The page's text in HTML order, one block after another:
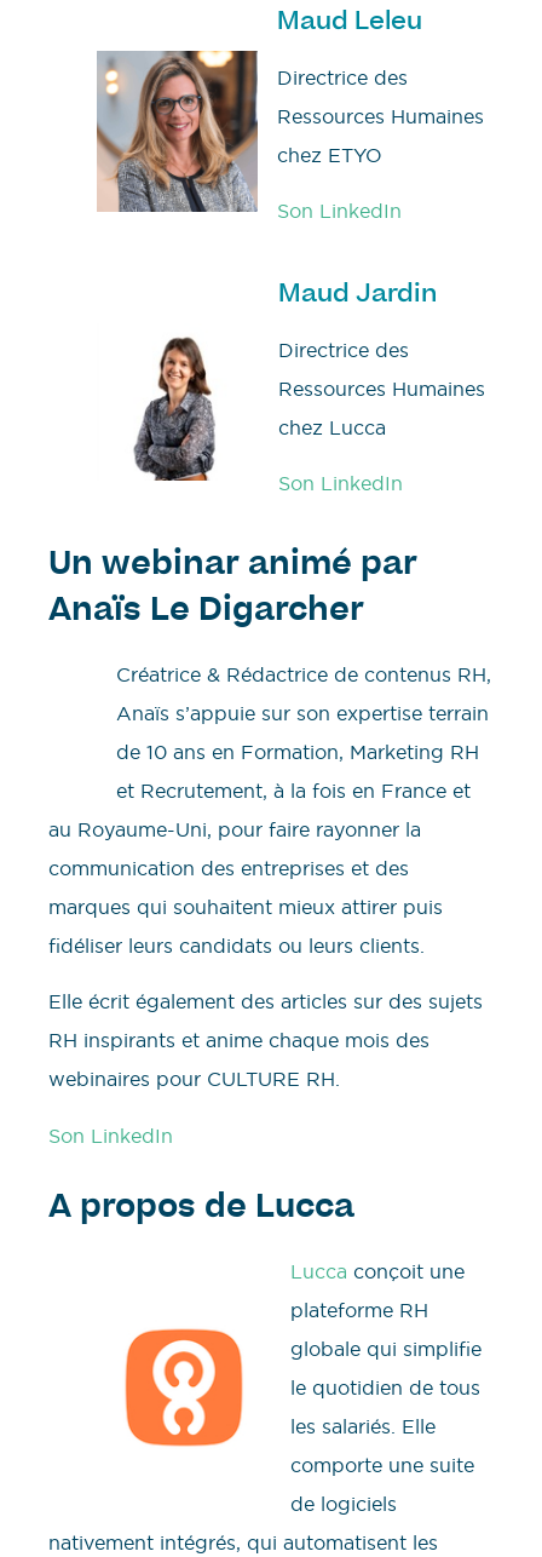
Maud Leleu
Directrice des
Ressources Humaines
chez ETYO
Son LinkedIn
Maud Jardin
Directrice des
Ressources Humaines
chez Lucca
Son LinkedIn
Un webinar animé par
Anaïs Le Digarcher
Créatrice & Rédactrice de contenus RH,
Anaïs s’appuie sur son expertise terrain
de 10 ans en Formation, Marketing RH
et Recrutement, à la fois en France et
au Royaume-Uni, pour faire rayonner la
communication des entreprises et des
marques qui souhaitent mieux attirer puis
fidéliser leurs candidats ou leurs clients.
Elle écrit également des articles sur des sujets
RH inspirants et anime chaque mois des
webinaires pour CULTURE RH.
Son LinkedIn
A propos de Lucca
Lucca conçoit une
plateforme RH
globale qui simplifie
le quotidien de tous
les salariés. Elle
comporte une suite
de logiciels
nativement intégrés, qui automatisent les